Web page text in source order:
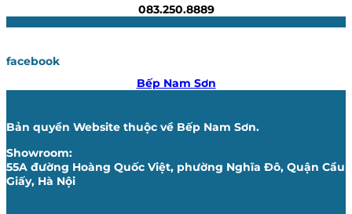
083.250.8889
facebook
Bếp Nam Sơn
Bản quyền Website thuộc về Bếp Nam Sơn.
Showroom:
55A đường Hoàng Quốc Việt, phường Nghĩa Đô, Quận Cầu
Giấy, Hà Nội